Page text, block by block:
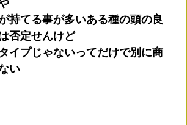
持てる事が多いある種の頭の良
否定せんけど
イプじゃないってだけで別に商
い